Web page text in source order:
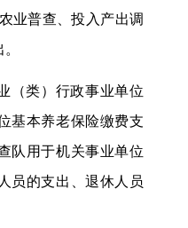
业普查、投入产出调
（类）行政事业单位
基本养老保险缴费支
队用于机关事业单位
员的支出、退休人员